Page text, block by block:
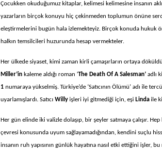
Çocukken okuduğumuz kitaplar, kelimesi kelimesine insanın
yazarların birçok konuyu hiç çekinmeden toplumun önüne
eleştirmelerini bugün hala izlemekteyiz. Birçok konuda hukuk
halkın temsilcileri huzurunda hesap vermekteler.
Her ülkede siyaset, kimi zaman kirli çamaşırların ortaya
Miller’in kaleme aldığı roman ‘The Death Of A Salesman’ adlı
1 numaraya yükselmiş. Türkiye’de ‘Satıcının Ölümü’ adı ile
uyarlamışlardı. Satıcı Willy işleri iyi gitmediği için, eşi Linda ile
Her gün elinde iki valizle dolaşıp, bir şeyler satmaya çalışır.
çevresi konusunda uyum sağlayamadığından, kendini suçlu
insanın ruh yapısının günlük hayatına nasıl etki ettiğini işler,